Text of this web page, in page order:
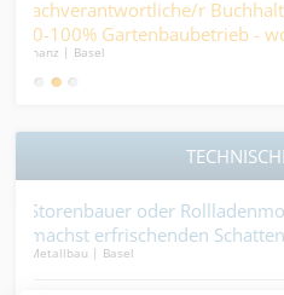
& Personalwesen
- wo Zahlen Wurzeln
im
100% (m/w/d) - du
damit der Sonnenbrand